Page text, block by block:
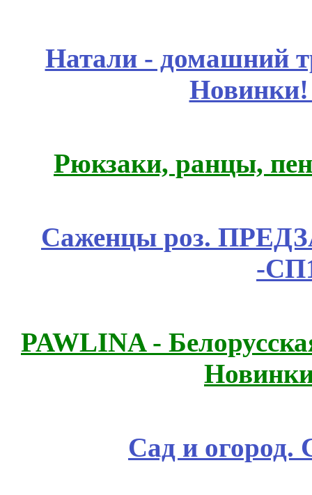
Натали - домашний
Рюкзаки, ранцы,
Саженцы роз.
-
PAWLINA -
Сад и огород.